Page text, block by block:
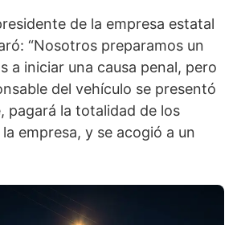
de la empresa estatal
“Nosotros preparamos un
a iniciar una causa penal, pero
del vehículo se presentó
pagará la totalidad de los
empresa, y se acogió a un